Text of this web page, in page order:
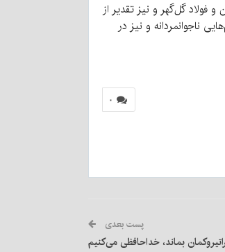
گل‌گهر و نیز تقدیر از
ناجوانمردانه و نیز در
۰
پست بعدی
بماند، خداحافظی می‌کنیم